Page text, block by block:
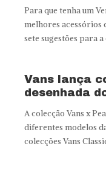
Para que tenha um
melhores acessórios
sete sugestões para
Vans lança
desenhada
A colecção Vans x
diferentes modelos
colecções Vans